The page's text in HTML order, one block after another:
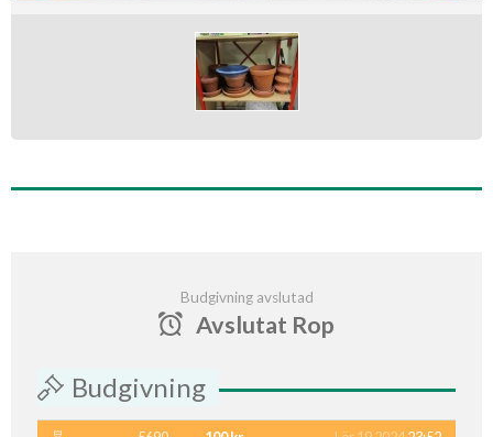
Budgivning avslutad
Avslutat Rop
Budgivning